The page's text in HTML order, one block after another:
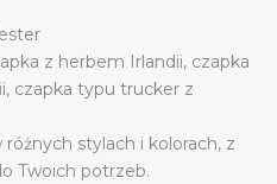
z herbem Irlandii, czapka
czapka typu trucker z
stylach i kolorach, z
Twoich potrzeb.